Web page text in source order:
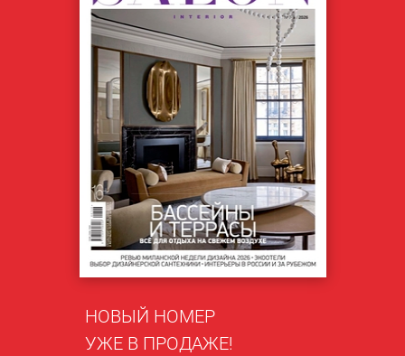
НОВЫЙ НОМЕР
УЖЕ В ПРОДАЖЕ!